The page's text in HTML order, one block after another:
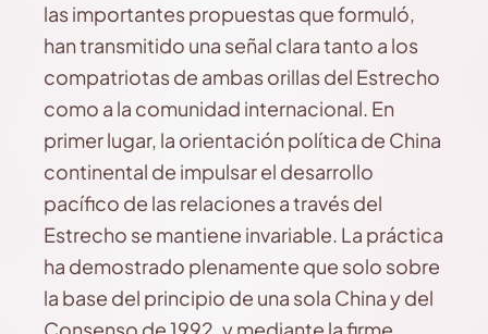
las importantes propuestas que formuló,
han transmitido una señal clara tanto a los
compatriotas de ambas orillas del Estrecho
como a la comunidad internacional. En
primer lugar, la orientación política de China
continental de impulsar el desarrollo
pacífico de las relaciones a través del
Estrecho se mantiene invariable. La práctica
ha demostrado plenamente que solo sobre
la base del principio de una sola China y del